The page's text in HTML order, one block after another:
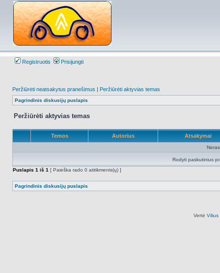
Registruotis Prisijungti
Peržiūrėti neatsakytus pranešimus | Peržiūrėti aktyvias temas
Pagrindinis diskusijų puslapis
Peržiūrėti aktyvias temas
Temos Autorius Atsakymai
Rodyti paskutinius
Puslapis 1 iš 1 [ Paieška rado 0 atitikmenis(ų) ]
Pagrindinis diskusijų puslapis
Vertė Vilius